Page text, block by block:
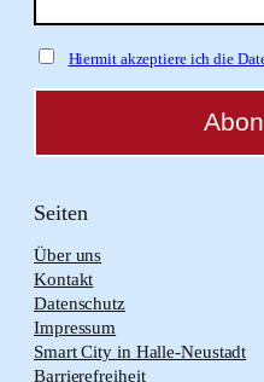
Hiermit akzeptiere ich die
Seiten
Über uns
Kontakt
Datenschutz
Impressum
Smart City in Halle-Neustadt
Barrierefreiheit